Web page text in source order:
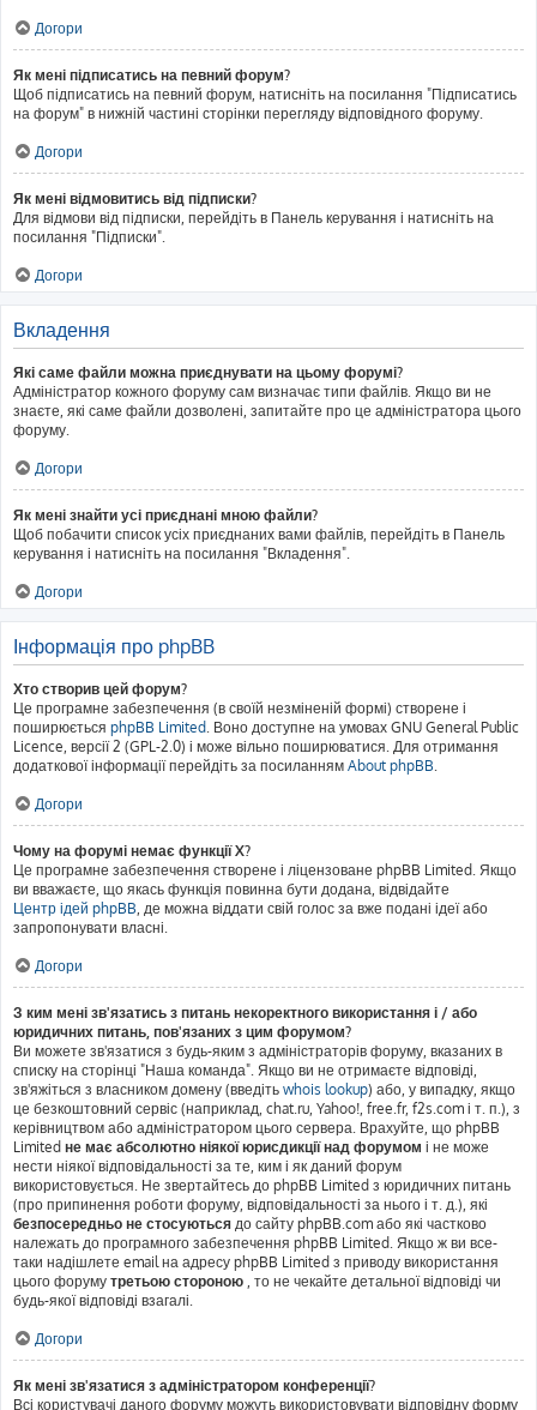
Догори
Як мені підписатись на певний форум?
Щоб підписатись на певний форум, натисніть на посилання "Підписатись
на форум" в нижній частині сторінки перегляду відповідного форуму.
Догори
Як мені відмовитись від підписки?
Для відмови від підписки, перейдіть в Панель керування і натисніть на
посилання "Підписки".
Догори
Вкладення
Які саме файли можна приєднувати на цьому форумі?
Адміністратор кожного форуму сам визначає типи файлів. Якщо ви не
знаєте, які саме файли дозволені, запитайте про це адміністратора цього
форуму.
Догори
Як мені знайти усі приєднані мною файли?
Щоб побачити список усіх приєднаних вами файлів, перейдіть в Панель
керування і натисніть на посилання "Вкладення".
Догори
Інформація про phpBB
Хто створив цей форум?
Це програмне забезпечення (в своїй незміненій формі) створене і
поширюється phpBB Limited. Воно доступне на умовах GNU General Public
Licence, версії 2 (GPL-2.0) і може вільно поширюватися. Для отримання
додаткової інформації перейдіть за посиланням About phpBB.
Догори
Чому на форумі немає функції X?
Це програмне забезпечення створене і ліцензоване phpBB Limited. Якщо
ви вважаєте, що якась функція повинна бути додана, відвідайте
Центр ідей phpBB, де можна віддати свій голос за вже подані ідеї або
запропонувати власні.
Догори
З ким мені зв'язатись з питань некоректного використання і / або
юридичних питань, пов'язаних з цим форумом?
Ви можете зв'язатися з будь-яким з адміністраторів форуму, вказаних в
списку на сторінці "Наша команда". Якщо ви не отримаєте відповіді,
зв'яжіться з власником домену (введіть whois lookup) або, у випадку, якщо
це безкоштовний сервіс (наприклад, chat.ru, Yahoo!, free.fr, f2s.com і т. п.), з
керівництвом або адміністратором цього сервера. Врахуйте, що phpBB
Limited не має абсолютно ніякої юрисдикції над форумом і не може
нести ніякої відповідальності за те, ким і як даний форум
використовується. Не звертайтесь до phpBB Limited з юридичних питань
(про припинення роботи форуму, відповідальності за нього і т. д.), які
безпосередньо не стосуються до сайту phpBB.com або які частково
належать до програмного забезпечення phpBB Limited. Якщо ж ви все-
таки надішлете email на адресу phpBB Limited з приводу використання
цього форуму третьою стороною , то не чекайте детальної відповіді чи
будь-якої відповіді взагалі.
Догори
Як мені зв'язатися з адміністратором конференції?
Всі користувачі даного форуму можуть використовувати відповідну форму